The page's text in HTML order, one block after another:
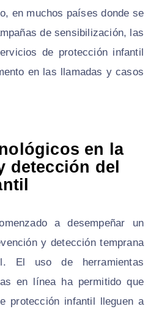
en muchos países donde se
de sensibilización, las
de protección infantil
en las llamadas y casos
en la
detección del
a desempeñar un
y detección temprana
El uso de herramientas
en línea ha permitido que
protección infantil lleguen a